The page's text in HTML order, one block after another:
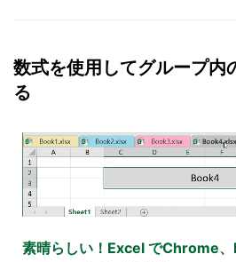
数式を使用してグループ内
る
素晴らしい！Excel でChrome、